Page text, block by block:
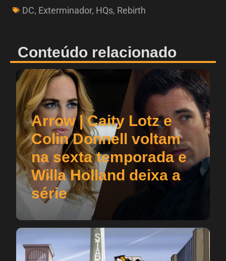
DC, Exterminador, HQs, Rebirth
Conteúdo relacionado
Arrow | Caity Lotz e
Colin Donnell voltam
na sexta temporada e
Willa Holland deixa a
série